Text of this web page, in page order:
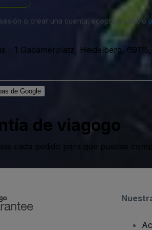
o crear una cuenta, aceptas nuestro
- 1 Gadamerplatz, Heidelberg,
de Google
de viagogo
cada pedido para que puedas